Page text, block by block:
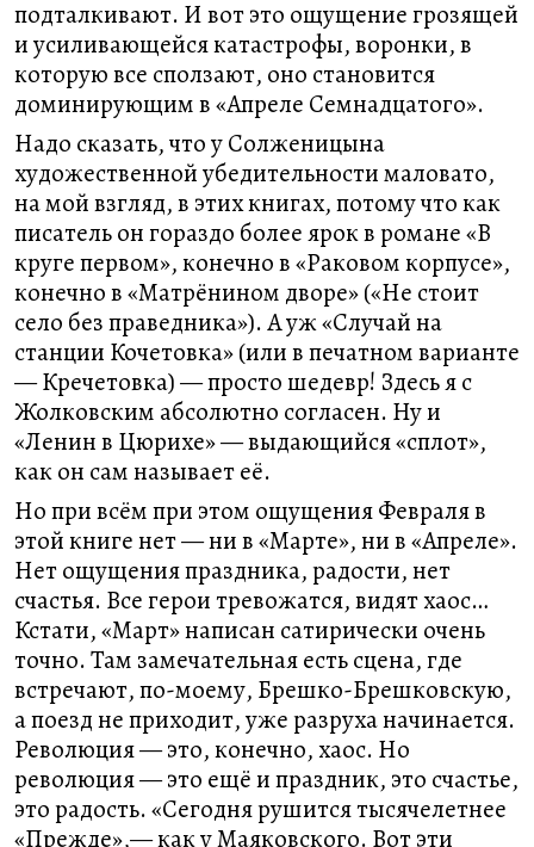
подталкивают. И вот это ощущение грозящей
и усиливающейся катастрофы, воронки, в
которую все сползают, оно становится
доминирующим в «Апреле Семнадцатого».
Надо сказать, что у Солженицына
художественной убедительности маловато,
на мой взгляд, в этих книгах, потому что как
писатель он гораздо более ярок в романе «В
круге первом», конечно в «Раковом корпусе»,
конечно в «Матрёнином дворе» («Не стоит
село без праведника»). А уж «Случай на
станции Кочетовка» (или в печатном варианте
— Кречетовка) — просто шедевр! Здесь я с
Жолковским абсолютно согласен. Ну и
«Ленин в Цюрихе» — выдающийся «сплот»,
как он сам называет её.
Но при всём при этом ощущения Февраля в
этой книге нет — ни в «Марте», ни в «Апреле».
Нет ощущения праздника, радости, нет
счастья. Все герои тревожатся, видят хаос…
Кстати, «Март» написан сатирически очень
точно. Там замечательная есть сцена, где
встречают, по-моему, Брешко-Брешковскую,
а поезд не приходит, уже разруха начинается.
Революция — это, конечно, хаос. Но
революция — это ещё и праздник, это счастье,
это радость. «Сегодня рушится тысячелетнее
«Прежде»,— как у Маяковского. Вот эти